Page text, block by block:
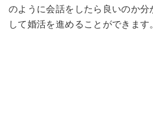
のように会話をしたら良いのか
して婚活を進めることができます